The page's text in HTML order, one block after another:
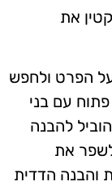
את
הפרט ולחפש
עם בני
להבנה
את
והבנה הדדית